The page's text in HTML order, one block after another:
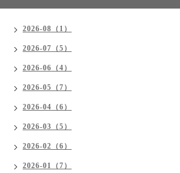
2026-08（1）
2026-07（5）
2026-06（4）
2026-05（7）
2026-04（6）
2026-03（5）
2026-02（6）
2026-01（7）